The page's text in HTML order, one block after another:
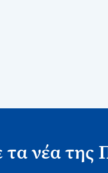
νέα της